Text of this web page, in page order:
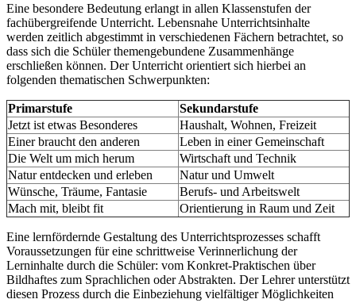
Eine besondere Bedeutung erlangt in allen Klassenstufen der
fachübergreifende Unterricht. Lebensnahe Unterrichtsinhalte
werden zeitlich abgestimmt in verschiedenen Fächern betrachtet, so
dass sich die Schüler themengebundene Zusammenhänge
erschließen können. Der Unterricht orientiert sich hierbei an
folgenden thematischen Schwerpunkten:
Primarstufe
Sekundarstufe
Jetzt ist etwas Besonderes
Haushalt, Wohnen, Freizeit
Einer braucht den anderen
Leben in einer Gemeinschaft
Die Welt um mich herum
Wirtschaft und Technik
Natur entdecken und erleben
Natur und Umwelt
Wünsche, Träume, Fantasie
Berufs- und Arbeitswelt
Mach mit, bleibt fit
Orientierung in Raum und Zeit
Eine lernfördernde Gestaltung des Unterrichtsprozesses schafft
Voraussetzungen für eine schrittweise Verinnerlichung der
Lerninhalte durch die Schüler: vom Konkret-Praktischen über
Bildhaftes zum Sprachlichen oder Abstrakten. Der Lehrer unterstützt
diesen Prozess durch die Einbeziehung vielfältiger Möglichkeiten